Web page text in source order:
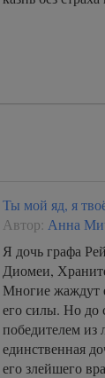
Ты мой яд, я
Автор: Анна
Я дочь графа
Диомеи,
Многие жаждут
его силы. Но до
победителем из
единственная
его злейшего